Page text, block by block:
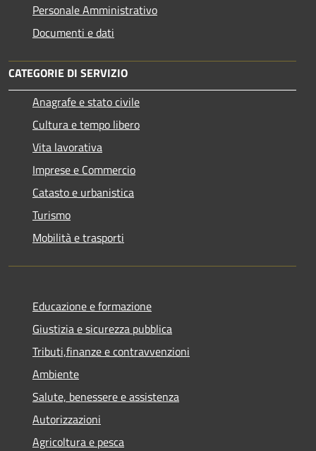
Personale Amministrativo
Documenti e dati
CATEGORIE DI SERVIZIO
Anagrafe e stato civile
Cultura e tempo libero
Vita lavorativa
Imprese e Commercio
Catasto e urbanistica
Turismo
Mobilità e trasporti
Educazione e formazione
Giustizia e sicurezza pubblica
Tributi,finanze e contravvenzioni
Ambiente
Salute, benessere e assistenza
Autorizzazioni
Agricoltura e pesca